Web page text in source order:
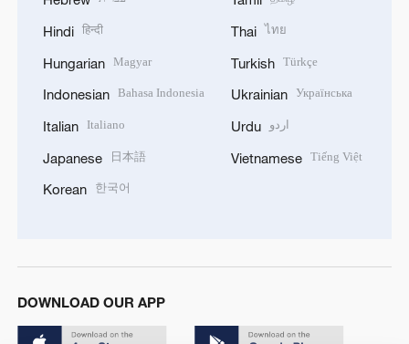
Hindi हिन्दी
Hungarian Magyar
Indonesian Bahasa Indonesia
Italian Italiano
Japanese 日本語
Korean 한국어
Thai ไทย
Turkish Türkçe
Ukrainian Українська
Urdu اردو
Vietnamese Tiếng Việt
DOWNLOAD OUR APP